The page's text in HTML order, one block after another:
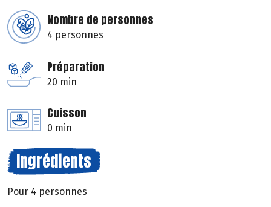
Nombre de personnes
4 personnes
Préparation
20 min
Cuisson
0 min
Ingrédients
Pour 4 personnes